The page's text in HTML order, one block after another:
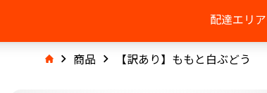
配達エリア
商品 【訳あり】ももと白ぶどう